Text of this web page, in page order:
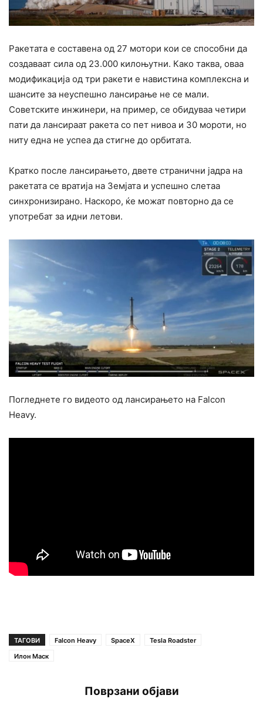
Ракетата е составена од 27 мотори кои се способни да
создаваат сила од 23.000 килоњутни. Како таква, оваа
модификација од три ракети е навистина комплексна и
шансите за неуспешно лансирање не се мали.
Советските инжинери, на пример, се обидуваа четири
пати да лансираат ракета со пет нивоа и 30 мороти, но
ниту една не успеа да стигне до орбитата.
Кратко после лансирањето, двете странични јадра на
ракетата се вратија на Земјата и успешно слетаа
синхронизирано. Наскоро, ќе можат повторно да се
употребат за идни летови.
Погледнете го видеото од лансирањето на Falcon
Heavy.
ТАГОВИ Falcon Heavy SpaceX
Tesla Roadster
Илон Маск
Поврзани објави